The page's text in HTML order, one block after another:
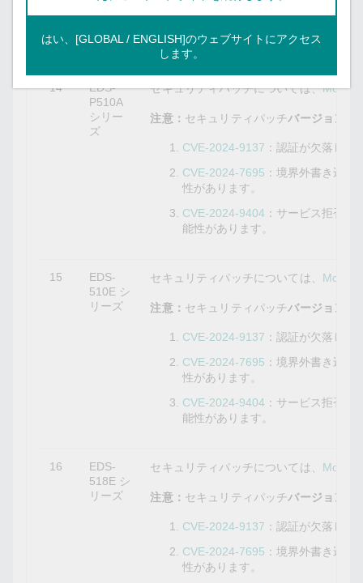
能性があります。
14
EDS-
P510A
シリー
ズ
セキュリティパッチについては、Moxa
注意： セキュリティパッチバージョン
CVE-2024-9137 ：認証が欠落し
CVE-2024-7695 ：境界外書き込
性があります。
CVE-2024-9404 ：サービス拒否
能性があります。
15
EDS-
510E シ
リーズ
セキュリティパッチについては、 Moxa
注意： セキュリティパッチバージョン
CVE-2024-9137 ：認証が欠落し
CVE-2024-7695 ：境界外書き込
性があります。
CVE-2024-9404 ：サービス拒否
能性があります。
16
EDS-
518E シ
リーズ
セキュリティパッチについては、 Moxa
注意： セキュリティパッチバージョン
CVE-2024-9137 ：認証が欠落し
CVE-2024-7695 ：境界外書き込
性があります。
はい、[GLOBAL / ENGLISH]のウェブサイトにアクセス
します。